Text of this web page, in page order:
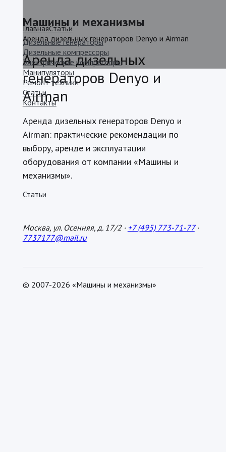
Машины и механизмы
Дизельные генераторы
Дизельные компрессоры
Электрические компрессоры
Манипуляторы
Ремонт техники
Статьи
Контакты
ГлавнаяСтатьи
Аренда дизельных генераторов Denyo и Airman
Аренда дизельных
генераторов Denyo и
Airman
Аренда дизельных генераторов Denyo и
Airman: практические рекомендации по
выбору, аренде и эксплуатации
оборудования от компании «Машины и
механизмы».
Статьи
Москва, ул. Осенняя, д. 17/2 · +7 (495) 773-71-77·
7737177@mail.ru
© 2007-2026 «Машины и механизмы»